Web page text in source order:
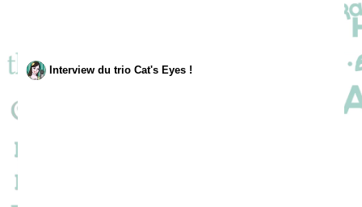
Interview du trio Cat's Eyes !